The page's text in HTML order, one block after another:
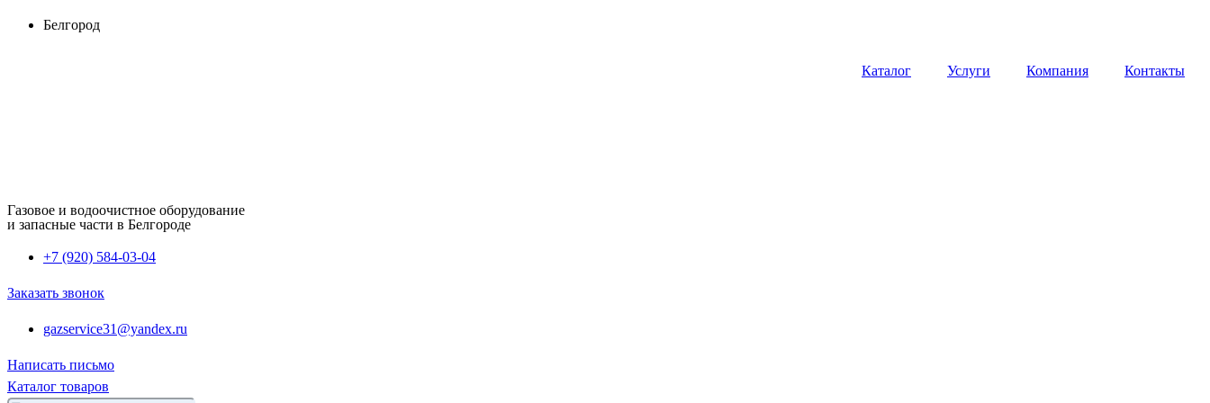
ПерейтиБелгород
Каталог Услуги Компания Контакты
Газовое и водоочистное оборудование
и запасные части в Белгороде
+7 (920) 584-03-04
Заказать звонок
gazservice31@yandex.ru
Написать письмо
Каталог товаров